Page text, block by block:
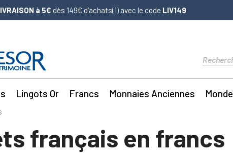
à 5€ dès 149€ d’achats(1) avec le code LIV149
Lingots Or Francs Monnaies Anciennes Monde
français en francs